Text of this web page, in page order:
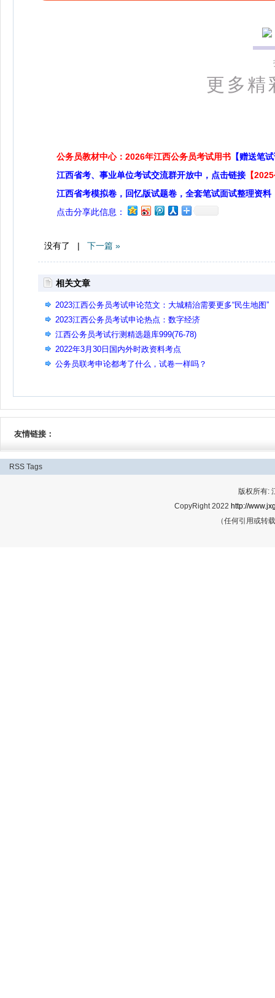
更多精
公务员教材中心：2026年江西公务员考试用书 【赠送笔
江西省考、事业单位考试交流群开放中，点击链接 【
江西省考模拟卷，回忆版试题卷，全套笔试面试整理资料
点击分享此信息：
没有了 | 下一篇 »
相关文章
2023江西公务员考试申论范文：大城精治需要更多“民生地图”
2023江西公务员考试申论热点：数字经济
江西公务员考试行测精选题库999(76-78)
2022年3月30日国内外时政资料考点
公务员联考申论都考了什么，试卷一样吗？
友情链接：
RSS Tags
版权所有:
CopyRight 2022 http://
（任何引用或转